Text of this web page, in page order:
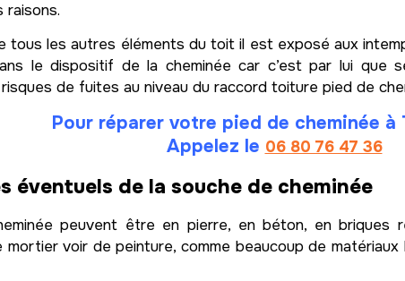
raisons.
tous les autres éléments du toit il est exposé aux
le dispositif de la cheminée car c’est par lui que
de fuites au niveau du raccord toiture pied de
Pour réparer votre pied de cheminée à
Appelez le 06 80 76 47 36
éventuels de la souche de cheminée
peuvent être en pierre, en béton, en briques
mortier voir de peinture, comme beaucoup de